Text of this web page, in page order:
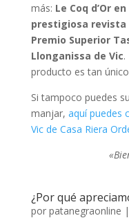
más: Le Coq d’Or
prestigiosa revista
Premio Superior
Llonganissa de Vic.
producto es tan
Si tampoco puedes
manjar, aquí puedes
Vic de Casa Riera
¿Por qué
por patanegraonline |